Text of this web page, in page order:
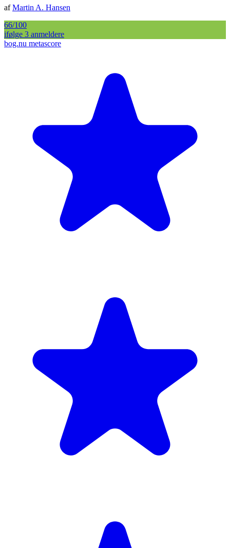
afMartin A. Hansen
66/100
ifølge 3 anmeldere
bog.nu metascore